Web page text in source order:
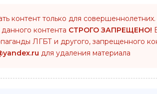
контент только для
контента СТРОГО ЗАПРЕЩЕНО!
ЛГБТ и другого, запрещенного
для удаления материала